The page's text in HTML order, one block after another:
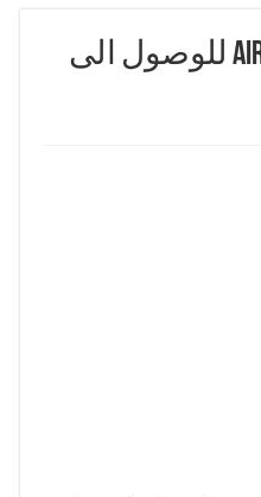
تحميل برنامج ايردرويد للايفون 2020 AirDroid للوصول الى